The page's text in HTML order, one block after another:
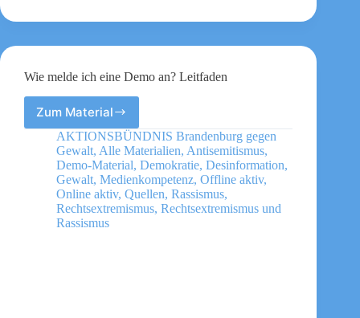
Wie melde ich eine Demo an? Leitfaden
Zum Material
Wie
melde
ich
eine
Demo
an?
Leitfaden
AKTIONSBÜNDNIS Brandenburg gegen
Gewalt, Alle Materialien, Antisemitismus,
Demo-Material, Demokratie, Desinformation,
Gewalt, Medienkompetenz, Offline aktiv,
Online aktiv, Quellen, Rassismus,
Rechtsextremismus, Rechtsextremismus und
Rassismus